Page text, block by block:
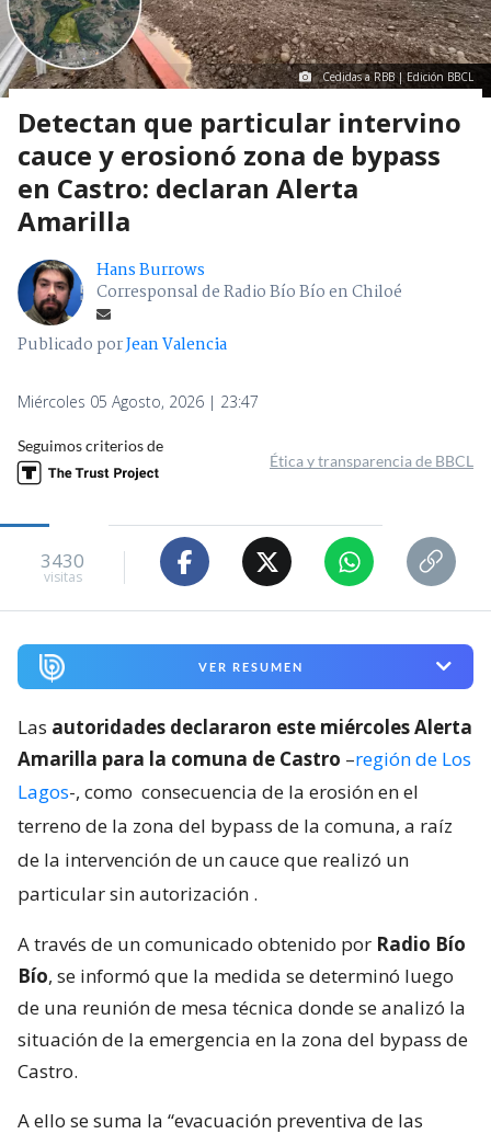
Cedidas a RBB | Edición BBCL
Detectan que particular intervino
cauce y erosionó zona de bypass
en Castro: declaran Alerta
Amarilla
Hans Burrows
Corresponsal de Radio Bío Bío en Chiloé
Publicado porJean Valencia
Miércoles 05 Agosto, 2026 | 23:47
Seguimos criterios de
Ética y transparencia de BBCL
3430
visitas
VER RESUMEN
Las autoridades declararon este miércoles Alerta
Amarilla para la comuna de Castro –región de Los
Lagos-, como consecuencia de la erosión en el
terreno de la zona del bypass de la comuna, a raíz
de la intervención de un cauce que realizó un
particular sin autorización .
A través de un comunicado obtenido por Radio Bío
Bío, se informó que la medida se determinó luego
de una reunión de mesa técnica donde se analizó la
situación de la emergencia en la zona del bypass de
Castro.
A ello se suma la “evacuación preventiva de las